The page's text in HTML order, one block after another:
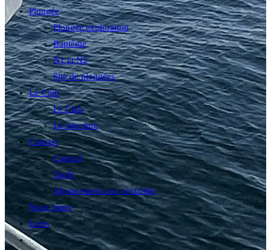
Plongée
Plongée exploration
Baptême
N1 et N2
Site de plongées
Le Club
Le Club
La structure
Contact
Contact
Tarifs
Abonnement aux actualités
Nous situer
Liens
Toggle